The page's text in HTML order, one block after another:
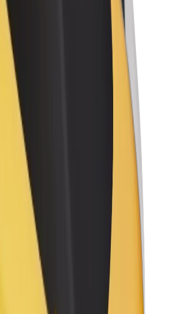
para conductores
para patinetes
de seguridad
para las ciudades
de carga de Bolt
de flota